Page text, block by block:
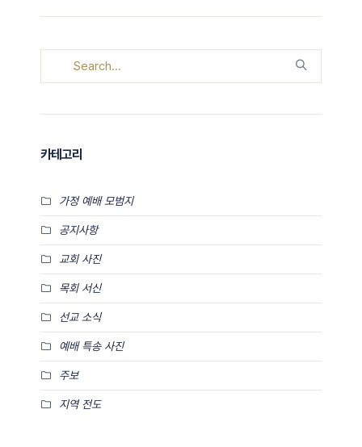
카테고리
가정 예배 모범지
공지사항
교회 사진
목회 서신
선교 소식
예배 특송 사진
주보
지역 전도